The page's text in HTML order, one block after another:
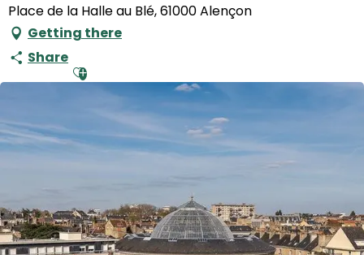
Place de la Halle au Blé, 61000 Alençon
Getting there
Share Ajouter aux favoris